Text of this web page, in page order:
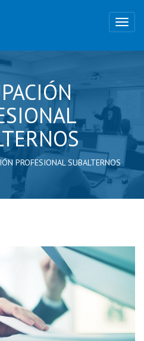
PROFESIONAL SUBALTERNOS